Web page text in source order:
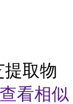
取物
查看相似